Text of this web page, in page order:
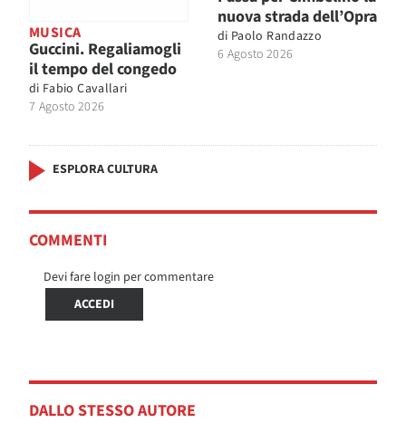
MUSICA
Guccini. Regaliamogli
il tempo del congedo
di Fabio Cavallari
7 Agosto 2026
nuova strada dell’Opra
di Paolo Randazzo
6 Agosto 2026
ESPLORA CULTURA
COMMENTI
Devi fare login per commentare
ACCEDI
DALLO STESSO AUTORE